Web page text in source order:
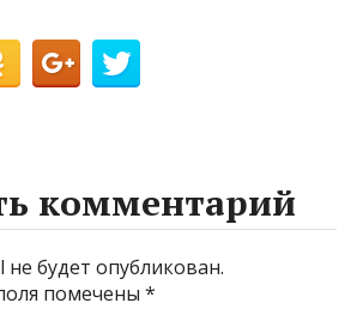
комментарий
будет опубликован.
помечены*